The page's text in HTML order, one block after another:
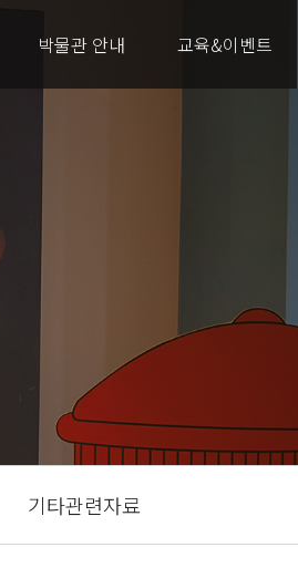
박물관 안내 교육&이벤트
기타관련자료